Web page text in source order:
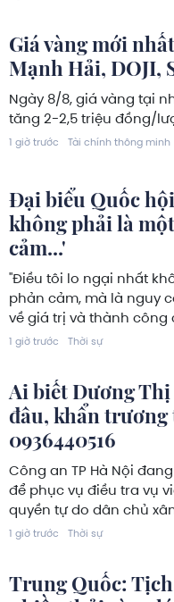
Giá vàng mới
Mạnh Hải, DOJI,
Ngày 8/8, giá vàng tại
tăng 2-2,5 triệu đồng/
1 giờ trước Tài chính thông minh
Đại biểu Quốc
không phải là
cảm...'
"Điều tôi lo ngại nhất
phản cảm, mà là nguy
về giá trị và thành
niên.”, TS. Nguyễn Thị
1 giờ trước Thời sự
Ai biết Dương Thị
đâu, khẩn
0936440516
Công an TP Hà Nội
để phục vụ điều tra vụ
quyền tự do dân chủ
của Nhà nước, tổ chức,
1 giờ trước Thời sự
Trung Quốc: